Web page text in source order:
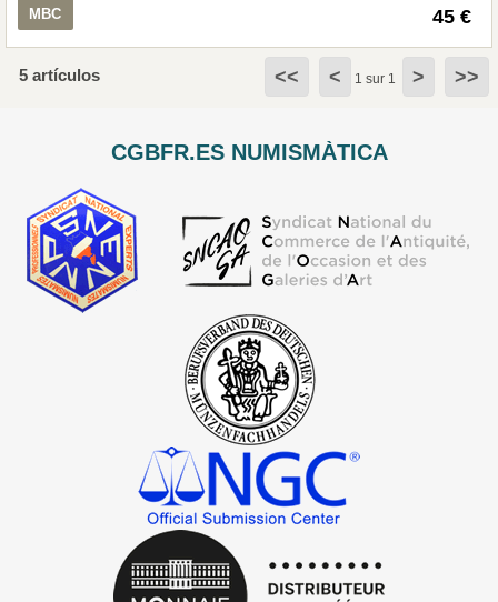
MBC 45 €
5 artículos << < 1 sur 1 > >>
CGBFR.ES NUMISMÀTICA